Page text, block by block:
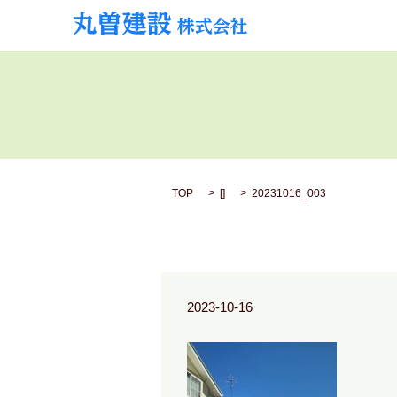
TOP [] 20231016_003
2023-10-16